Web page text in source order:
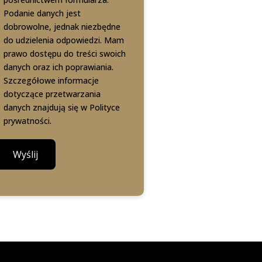
Podanie danych jest
dobrowolne, jednak niezbędne
do udzielenia odpowiedzi. Mam
prawo dostępu do treści swoich
danych oraz ich poprawiania.
Szczegółowe informacje
dotyczące przetwarzania
danych znajdują się w Polityce
prywatności.